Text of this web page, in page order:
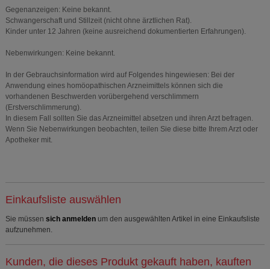
Gegenanzeigen: Keine bekannt.
Schwangerschaft und Stillzeit (nicht ohne ärztlichen Rat).
Kinder unter 12 Jahren (keine ausreichend dokumentierten Erfahrungen).
Nebenwirkungen: Keine bekannt.
In der Gebrauchsinformation wird auf Folgendes hingewiesen: Bei der
Anwendung eines homöopathischen Arzneimittels können sich die
vorhandenen Beschwerden vorübergehend verschlimmern
(Erstverschlimmerung).
In diesem Fall sollten Sie das Arzneimittel absetzen und ihren Arzt befragen.
Wenn Sie Nebenwirkungen beobachten, teilen Sie diese bitte Ihrem Arzt oder
Apotheker mit.
Einkaufsliste auswählen
Sie müssen sich anmelden um den ausgewählten Artikel in eine Einkaufsliste
aufzunehmen.
Kunden, die dieses Produkt gekauft haben, kauften